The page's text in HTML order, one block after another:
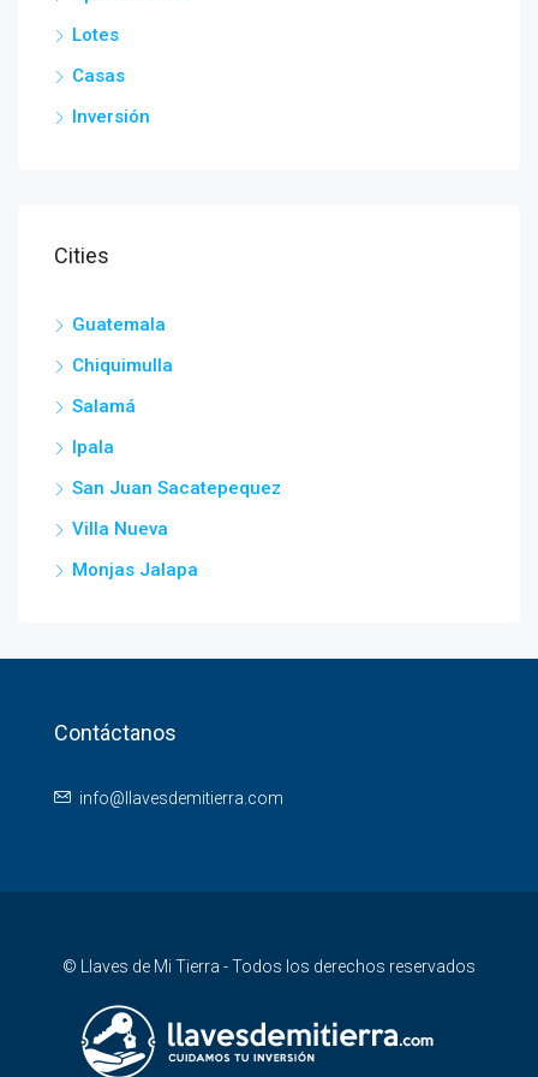
Lotes
Casas
Inversión
Cities
Guatemala
Chiquimulla
Salamá
Ipala
San Juan Sacatepequez
Villa Nueva
Monjas Jalapa
Contáctanos
info@llavesdemitierra.com
© Llaves de Mi Tierra - Todos los derechos reservados